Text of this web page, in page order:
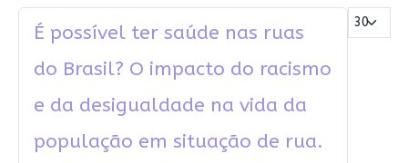
Mostrar #
É possível ter saúde nas ruas
do Brasil? O impacto do racismo
e da desigualdade na vida da
população em situação de rua.